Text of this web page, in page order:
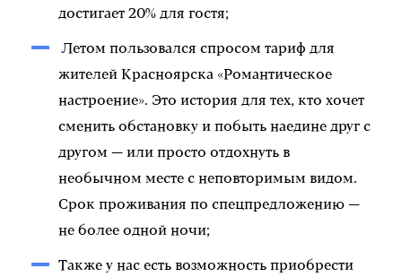
достигает 20% для гостя;
Летом пользовался спросом тариф для
жителей Красноярска «Романтическое
настроение». Это история для тех, кто хочет
сменить обстановку и побыть наедине друг с
другом — или просто отдохнуть в
необычном месте с неповторимым видом.
Срок проживания по спецпредложению —
не более одной ночи;
Также у нас есть возможность приобрести